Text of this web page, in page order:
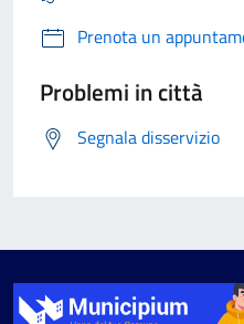
Prenota un
Problemi in città
Segnala disservizio